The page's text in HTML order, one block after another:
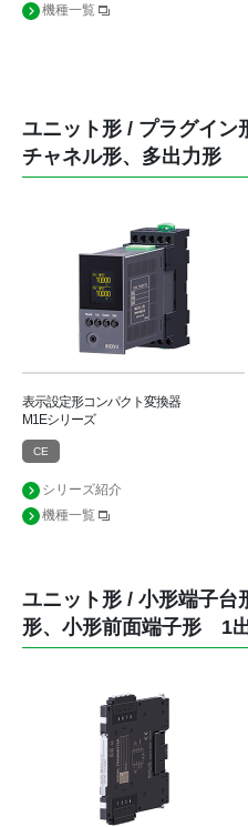
機種一覧
ユニット形 / プラグイ
チャネル形、多出力形
表示設定形コンパクト変換器
M1Eシリーズ
CE
シリーズ紹介
機種一覧
ユニット形 / 小形端子台
形、小形前面端子形 1